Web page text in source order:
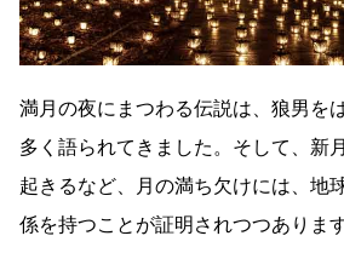
満月の夜にまつわる伝説は、狼男を
多く語られてきました。そして、新
起きるなど、月の満ち欠けには、地
係を持つことが証明されつつあります